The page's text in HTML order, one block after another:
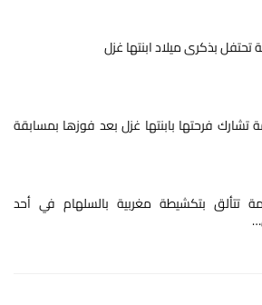
تحتفل بذكرى ميلاد ابنتها غزل
تشارك فرحتها بابنتها غزل بعد فوزها بمسابقة
تتألق بتكشيطة مغربية بالسلهام في أحد